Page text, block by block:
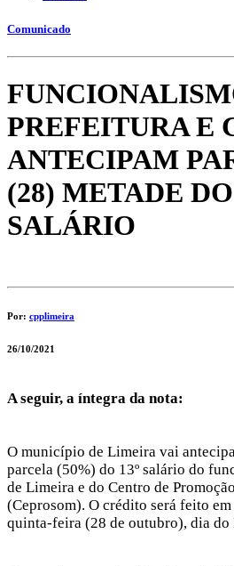
Comunicado
PREFEITURA E
ANTECIPAM
(28) METADE DO
SALÁRIO
Por: cpplimeira
26/10/2021
A seguir, a íntegra da nota:
O município de Limeira vai
parcela (50%) do 13º salário do
de Limeira e do Centro de
(Ceprosom). O crédito será feito
quinta-feira (28 de outubro), dia